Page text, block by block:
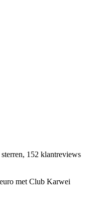
152 klantreviews
met Club Karwei